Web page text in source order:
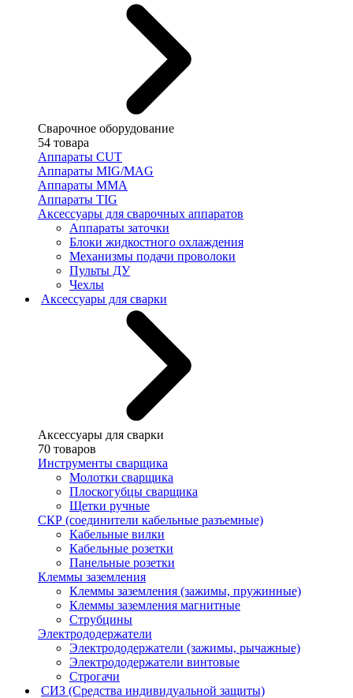
Сварочное оборудование
54 товара
Аппараты CUT
Аппараты MIG/MAG
Аппараты MMA
Аппараты TIG
Аксессуары для сварочных аппаратов
Аппараты заточки
Блоки жидкостного охлаждения
Механизмы подачи проволоки
Пульты ДУ
Чехлы
Аксессуары для сварки
Аксессуары для сварки
70 товаров
Инструменты сварщика
Молотки сварщика
Плоскогубцы сварщика
Щетки ручные
СКР (соединители кабельные разъемные)
Кабельные вилки
Кабельные розетки
Панельные розетки
Клеммы заземления
Клеммы заземления (зажимы, пружинные)
Клеммы заземления магнитные
Струбцины
Электрододержатели
Электрододержатели (зажимы, рычажные)
Электрододержатели винтовые
Строгачи
СИЗ (Средства индивидуальной защиты)